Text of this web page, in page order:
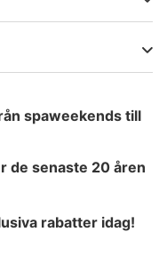
spaweekends till
de senaste 20 åren
rabatter idag!